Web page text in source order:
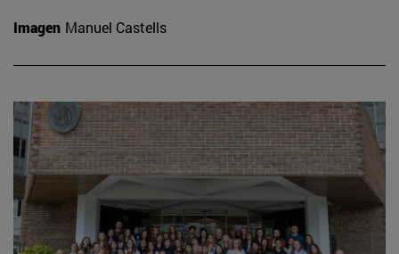
Imagen Manuel Castells